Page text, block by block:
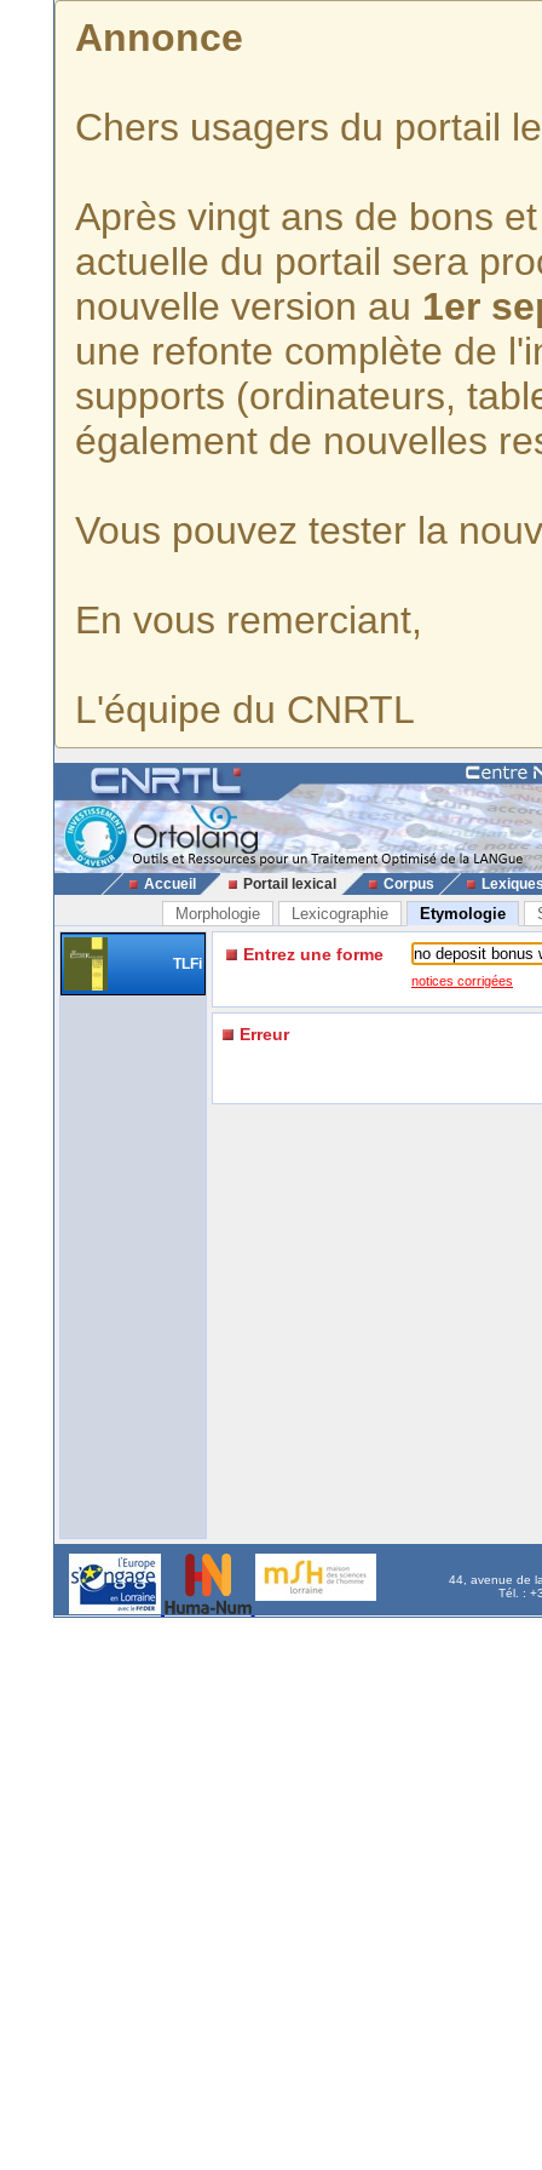
Annonce
Chers usagers du portail
Après vingt ans de bons
actuelle du portail sera
nouvelle version au 1er
une refonte complète de
supports (ordinateurs,
également de nouvelles
Vous pouvez tester la
En vous remerciant,
L'équipe du CNRTL
Accueil Portail lexical Corpus
Morphologie Lexicographie Etymologie
TLFi Entrez une forme
notices corrigées
Erreur
44, avenue de
Tél. :